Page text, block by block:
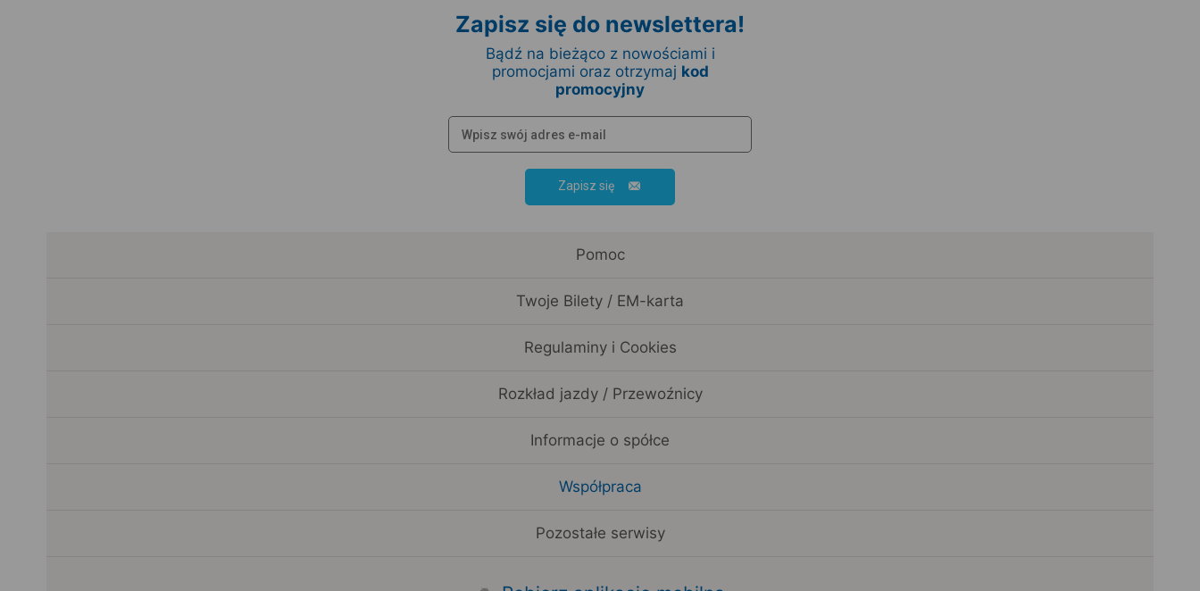
Zapisz się do newslettera!
Bądź na bieżąco z nowościami i
promocjami oraz otrzymaj kod
promocyjny
Zapisz się
Pomoc
Twoje Bilety / EM-karta
Regulaminy i Cookies
Rozkład jazdy / Przewoźnicy
Informacje o spółce
Współpraca
Pozostałe serwisy